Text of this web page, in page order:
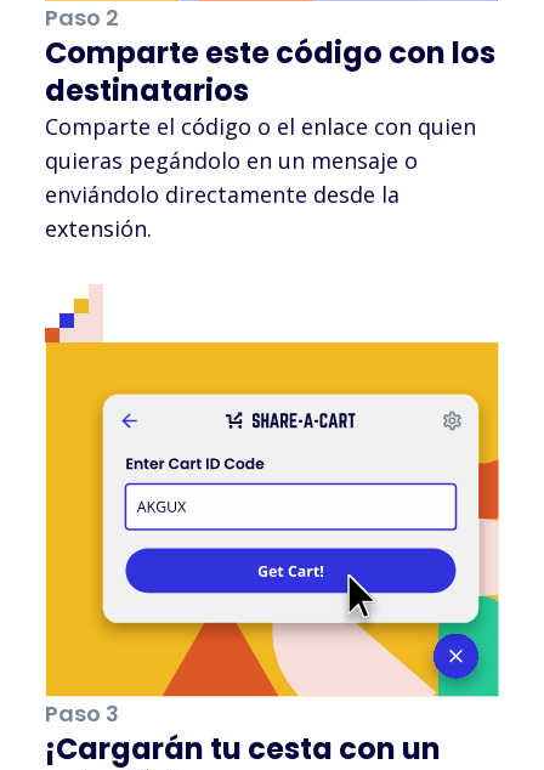
Paso 2
Comparte este código con los
destinatarios
Comparte el código o el enlace con quien
quieras pegándolo en un mensaje o
enviándolo directamente desde la
extensión.
Paso 3
¡Cargarán tu cesta con un
Aeropostale
REI
IKEA